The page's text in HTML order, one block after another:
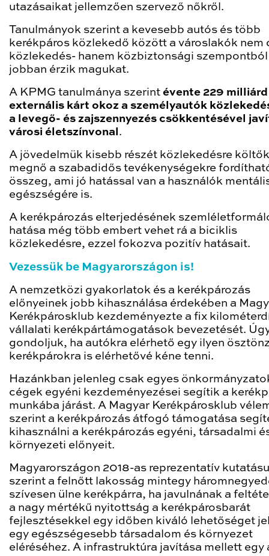
utazásaikat jellemzően szervező nőkről.
Tanulmányok szerint a kevesebb autós és több
kerékpáros közlekedő között a városlakók nem
közlekedés- hanem közbiztonsági szempontból
jobban érzik magukat.
A KPMG tanulmánya szerint évente 229
externális kárt okoz a személyautók
a levegő- és zajszennyezés csökkentésével
városi életszínvonal .
A jövedelmük kisebb részét közlekedésre
megnő a szabadidős tevékenységekre
összeg, ami jó hatással van a használók
egészségére is.
A kerékpározás elterjedésének
hatása még több embert vehet rá a biciklis
közlekedésre, ezzel fokozva pozitív hatásait.
Vezessük be Magyarországon is!
A nemzetközi gyakorlatok és a kerékpározás
előnyeinek jobb kihasználása érdekében a
Kerékpárosklub kezdeményezte a fix
vállalati kerékpártámogatások bevezetését.
gondoljuk, ha autókra elérhető egy ilyen
kerékpárokra is elérhetővé kéne tenni.
Hazánkban jelenleg csak egyes
cégek egyéni kezdeményezései segítik a
munkába járást. A Magyar Kerékpárosklub
szerint a kerékpározás átfogó támogatása
kihasználni a kerékpározás egyéni, társadalmi
környezeti előnyeit.
Magyarországon 2018-as reprezentatív
szerint a felnőtt lakosság mintegy
szívesen ülne kerékpárra, ha javulnának a
a nagy mértékű nyitottság a kerékpárosbarát
fejlesztésekkel egy időben kiváló lehetőséget
egy egészségesebb társadalom és környezet
eléréséhez. A infrastruktúra javítása mellett egy